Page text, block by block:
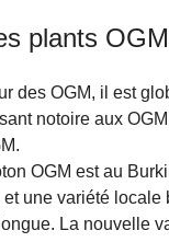
plants OGM
des OGM, il est
notoire aux
OGM est au
une variété
La nouvelle